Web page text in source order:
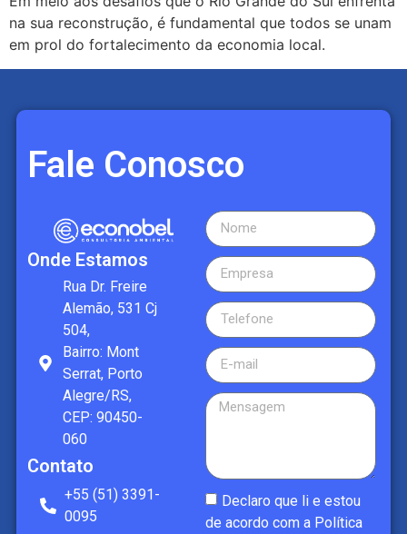
na sua reconstrução, é fundamental que todos se unam
em prol do fortalecimento da economia local.
Fale Conosco
Onde Estamos
Rua Dr. Freire
Alemão, 531 Cj
504,
Bairro: Mont
Serrat, Porto
Alegre/RS,
CEP: 90450-
060
Contato
+55 (51) 3391-
0095
Declaro que li e estou
de acordo com a Política